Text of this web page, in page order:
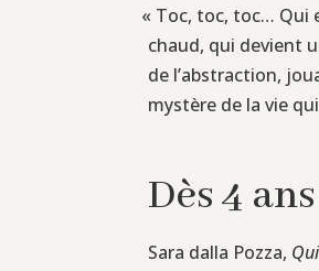
« Toc, toc, toc… Qui
chaud, qui devient
de l’abstraction,
mystère de la vie
Dès 4 ans
Sara dalla Pozza,